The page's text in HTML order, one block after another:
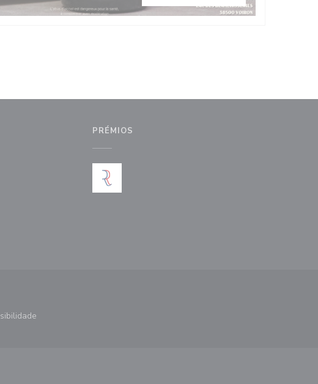
nova janela))
numa nova janela))
PRÉMIOS
janela))
((abre numa nova janela))